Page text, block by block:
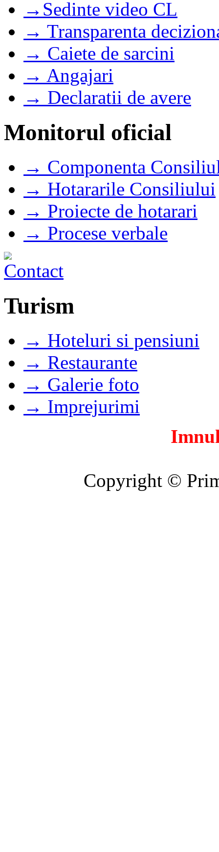
→Sedinte video CL
→ Transparenta
→ Caiete de sarcini
→ Angajari
→ Declaratii de avere
Monitorul oficial
→ Componenta
→ Hotararile Consiliului
→ Proiecte de hotarari
→ Procese verbale
Turism
→ Hoteluri si pensiuni
→ Restaurante
→ Galerie foto
→ Imprejurimi
Copyright ©